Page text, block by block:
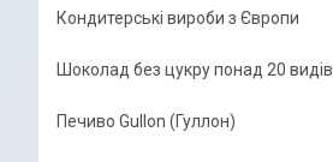
Кондитерські вироби з Європи
Шоколад без цукру понад 20 видів
Печиво Gullon (Гуллон)